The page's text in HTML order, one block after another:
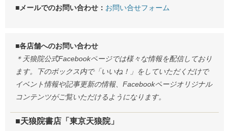
■メールでのお問い合わせ： お問い合せフォーム
■各店舗へのお問い合わせ
＊天狼院公式Facebookページでは様々な情報を配信しており
ます。下のボックス内で「いいね！」をしていただくだけで
イベント情報や記事更新の情報、Facebookページオリジナル
コンテンツがご覧いただけるようになります。
■天狼院書店「東京天狼院」